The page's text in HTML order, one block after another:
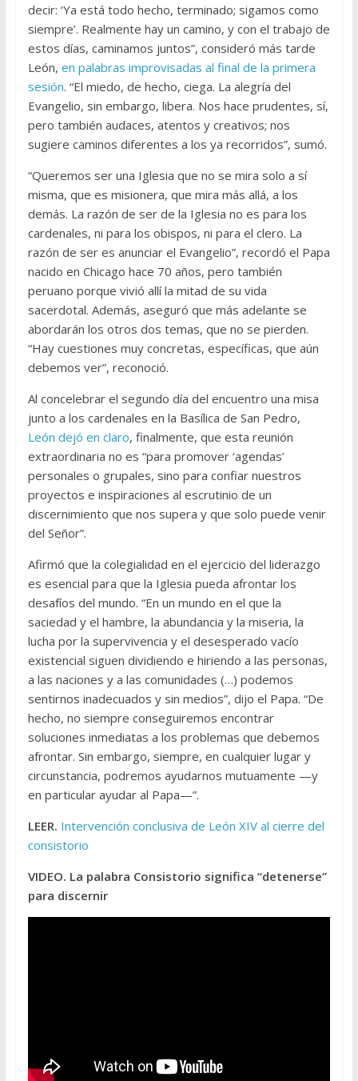
decir: ‘Ya está todo hecho, terminado; sigamos como
siempre’. Realmente hay un camino, y con el trabajo de
estos días, caminamos juntos”, consideró más tarde
León, en palabras improvisadas al final de la primera
sesión. “El miedo, de hecho, ciega. La alegría del
Evangelio, sin embargo, libera. Nos hace prudentes, sí,
pero también audaces, atentos y creativos; nos
sugiere caminos diferentes a los ya recorridos”, sumó.
“Queremos ser una Iglesia que no se mira solo a sí
misma, que es misionera, que mira más allá, a los
demás. La razón de ser de la Iglesia no es para los
cardenales, ni para los obispos, ni para el clero. La
razón de ser es anunciar el Evangelio”, recordó el Papa
nacido en Chicago hace 70 años, pero también
peruano porque vivió allí la mitad de su vida
sacerdotal. Además, aseguró que más adelante se
abordarán los otros dos temas, que no se pierden.
“Hay cuestiones muy concretas, específicas, que aún
debemos ver”, reconoció.
Al concelebrar el segundo día del encuentro una misa
junto a los cardenales en la Basílica de San Pedro,
León dejó en claro, finalmente, que esta reunión
extraordinaria no es “para promover ‘agendas’
personales o grupales, sino para confiar nuestros
proyectos e inspiraciones al escrutinio de un
discernimiento que nos supera y que solo puede venir
del Señor”.
Afirmó que la colegialidad en el ejercicio del liderazgo
es esencial para que la Iglesia pueda afrontar los
desafíos del mundo. “En un mundo en el que la
saciedad y el hambre, la abundancia y la miseria, la
lucha por la supervivencia y el desesperado vacío
existencial siguen dividiendo e hiriendo a las personas,
a las naciones y a las comunidades (…) podemos
sentirnos inadecuados y sin medios”, dijo el Papa. “De
hecho, no siempre conseguiremos encontrar
soluciones inmediatas a los problemas que debemos
afrontar. Sin embargo, siempre, en cualquier lugar y
circunstancia, podremos ayudarnos mutuamente —y
en particular ayudar al Papa—”.
LEER. Intervención conclusiva de León XIV al cierre del
consistorio
VIDEO. La palabra Consistorio significa “detenerse”
para discernir